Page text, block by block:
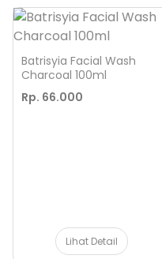
Batrisyia Facial Wash
Charcoal 100ml
Rp. 66.000
Lihat Detail